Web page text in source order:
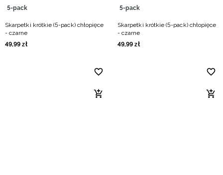
5-pack
Skarpetki krótkie (5-pack) chłopięce
- czarne
49,99 zł
5-pack
Skarpetki krótkie (5-pack) chłopięce
- czarne
49,99 zł